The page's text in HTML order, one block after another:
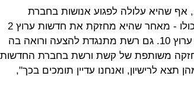
אף שהיא עלולה לפגוע אנושות בחברת
החדשות של ערוץ 10 - ודרכה בערוץ כולו - מאחר שהיא מחזקת את חדשות ערוץ 2
שישדרו בשני ערוצים נפרדים, לעומת ערוץ 10. גם רשת מתנגדת להצעה ורואה בה
משותפת של קשת ורשת בחברת החדשות
לרישיון, ואנחנו עדיין תומכים בכך",